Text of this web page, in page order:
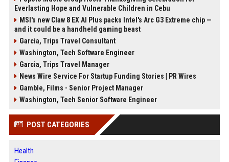
Everlasting Hope and Vulnerable Children in Cebu
MSI's new Claw 8 EX AI Plus packs Intel's Arc G3 Extreme chip —
and it could be a handheld gaming beast
Garcia, Trips Travel Consultant
Washington, Tech Software Engineer
Garcia, Trips Travel Manager
News Wire Service For Startup Funding Stories | PR Wires
Gamble, Films - Senior Project Manager
Washington, Tech Senior Software Engineer
POST CATEGORIES
Health